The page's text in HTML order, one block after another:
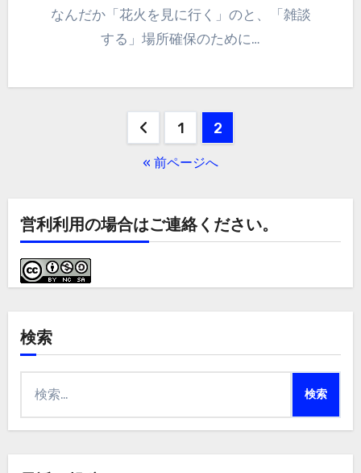
なんだか「花火を見に行く」のと、「雑談
する」場所確保のために…
ペ
ー
ジ
送
り
1 2
« 前ページへ
営利利用の場合はご連絡ください。
検索